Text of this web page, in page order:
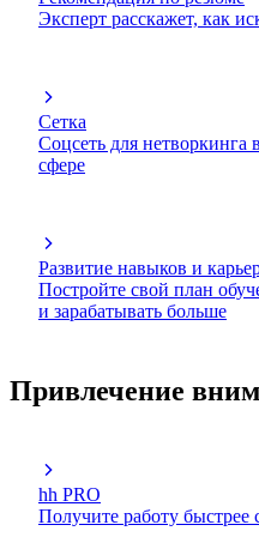
Эксперт расскажет, как
Сетка
Соцсеть для
сфере
Развитие навыков и
Постройте свой план
и зарабатывать больше
Привлечение
hh PRO
Получите работу